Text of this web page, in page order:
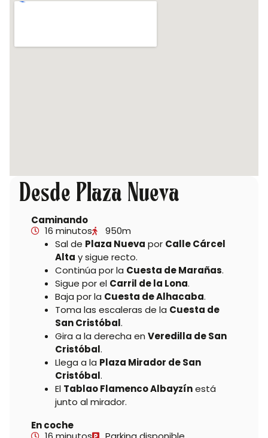
Desde Plaza Nueva
Caminando
16 minutos
950m
Sal de Plaza Nueva por Calle Cárcel
Alta y sigue recto.
Continúa por la Cuesta de Marañas.
Sigue por el Carril de la Lona.
Baja por la Cuesta de Alhacaba.
Toma las escaleras de la Cuesta de
San Cristóbal.
Gira a la derecha en Veredilla de San
Cristóbal.
Llega a la Plaza Mirador de San
Cristóbal.
El Tablao Flamenco Albayzínestá
junto al mirador.
En coche